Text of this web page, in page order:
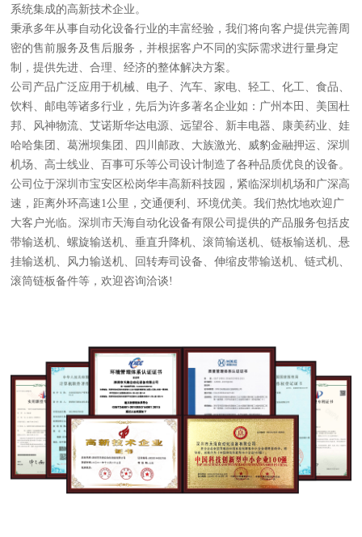
系统集成的高新技术企业。
秉承多年从事自动化设备行业的丰富经验，我们将向客户提供完善周
密的售前服务及售后服务，并根据客户不同的实际需求进行量身定
制，提供先进、合理、经济的整体解决方案。
公司产品广泛应用于机械、电子、汽车、家电、轻工、化工、食品、
饮料、邮电等诸多行业，先后为许多著名企业如：广州本田、美国杜
邦、风神物流、艾诺斯华达电源、远望谷、新丰电器、康美药业、娃
哈哈集团、葛洲坝集团、四川邮政、大族激光、威豹金融押运、深圳
机场、高士线业、百事可乐等公司设计制造了各种品质优良的设备。
公司位于深圳市宝安区松岗华丰高新科技园，紧临深圳机场和广深高
速，距离外环高速1公里，交通便利、环境优美。我们热忱地欢迎广
大客户光临。深圳市天海自动化设备有限公司提供的产品服务包括皮
带输送机、螺旋输送机、垂直升降机、滚筒输送机、链板输送机、悬
挂输送机、风力输送机、回转寿司设备、伸缩皮带输送机、链式机、
滚筒链板备件等，欢迎咨询洽谈!